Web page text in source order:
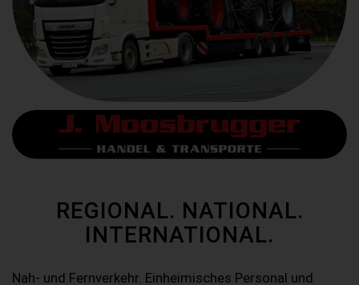
REGIONAL. NATIONAL.
INTERNATIONAL.
Nah- und Fernverkehr. Einheimisches Personal und